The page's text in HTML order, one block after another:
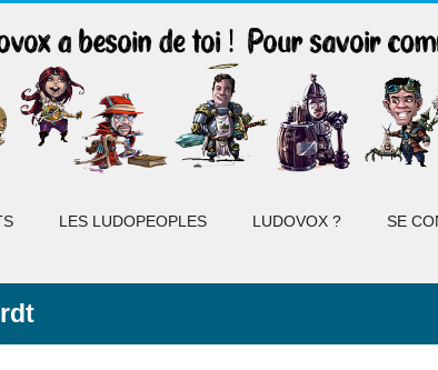
LES LUDOPEOPLES LUDOVOX ? SE